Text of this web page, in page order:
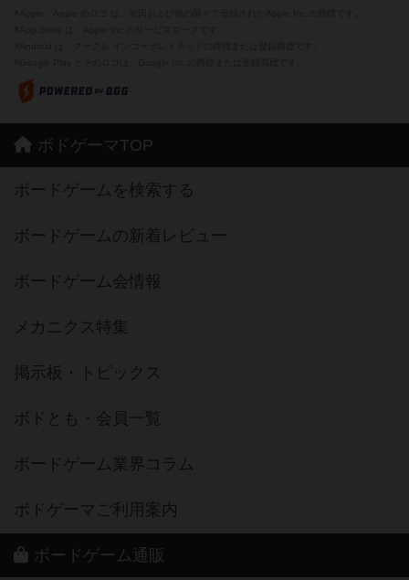
ボドゲーマTOP
ボードゲームを検索する
ボードゲームの新着レビュー
ボードゲーム会情報
メカニクス特集
掲示板・トピックス
ボドとも・会員一覧
ボードゲーム業界コラム
ボドゲーマご利用案内
ボードゲーム通販